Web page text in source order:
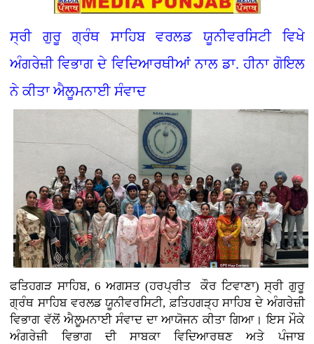
ਸ੍ਰੀ ਗੁਰੂ ਗ੍ਰੰਥ ਸਾਹਿਬ ਵਰਲਡ ਯੂਨੀਵਰਸਿਟੀ ਵਿਖੇ
ਅੰਗਰੇਜ਼ੀ ਵਿਭਾਗ ਦੇ ਵਿਦਿਆਰਥੀਆਂ ਨਾਲ ਡਾ. ਹੀਨਾ ਗੋਇਲ
ਨੇ ਕੀਤਾ ਐਲੂਮਨਾਈ ਸੰਵਾਦ
ਫਤਿਹਗੜ ਸਾਹਿਬ, 6 ਅਗਸਤ (ਹਰਪ੍ਰੀਤ ਕੌਰ ਟਿਵਾਣਾ)ਸ੍ਰੀ ਗੁਰੂ
ਗ੍ਰੰਥ ਸਾਹਿਬ ਵਰਲਡ ਯੂਨੀਵਰਸਿਟੀ, ਫ਼ਤਿਹਗੜ੍ਹ ਸਾਹਿਬ ਦੇ ਅੰਗਰੇਜ਼ੀ
ਵਿਭਾਗ ਵੱਲੋਂ ਐਲੂਮਨਾਈ ਸੰਵਾਦ ਦਾ ਆਯੋਜਨ ਕੀਤਾ ਗਿਆ। ਇਸ ਮੌਕੇ
ਅੰਗਰੇਜ਼ੀ ਵਿਭਾਗ ਦੀ ਸਾਬਕਾ ਵਿਦਿਆਰਥਣ ਅਤੇ ਪੰਜਾਬ